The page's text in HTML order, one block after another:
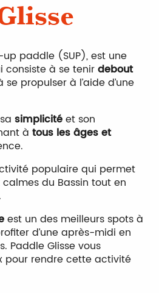
paddle (SUP), est une
à se tenirdebout
se propulser à l’aide d’une
simplicitéet son
à tous les âges et
populaire qui permet
du Bassin tout en
est un des meilleurs spots à
d’une après-midi en
Paddle Glisse vous
pour rendre cette activité